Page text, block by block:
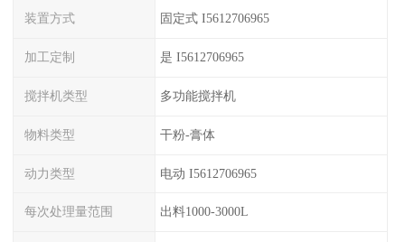
装置方式 固定式 I5612706965
加工定制 是 I5612706965
搅拌机类型 多功能搅拌机
物料类型 干粉-膏体
动力类型 电动 I5612706965
每次处理量范围 出料1000-3000L